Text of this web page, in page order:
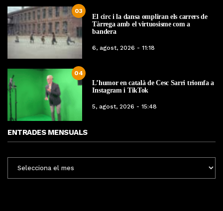
03
El circ i la dansa ompliran els carrers de
Tàrrega amb el virtuosisme com a
bandera
6, agost, 2026 - 11:18
04
L’humor en català de Cesc Sarri triomfa a
Instagram i TikTok
5, agost, 2026 - 15:48
ENTRADES MENSUALS
MENSUALS